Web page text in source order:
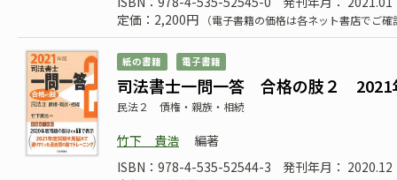
定価：2,200円
（電子書籍の価格は各ネット書店でご
紙の書籍 電子書籍
司法書士一問一答 合格の肢２ 2021
民法２ 債権・親族・相続
竹下 貴浩
編著
ISBN：978-4-535-52544-3
発刊年月： 2020.12